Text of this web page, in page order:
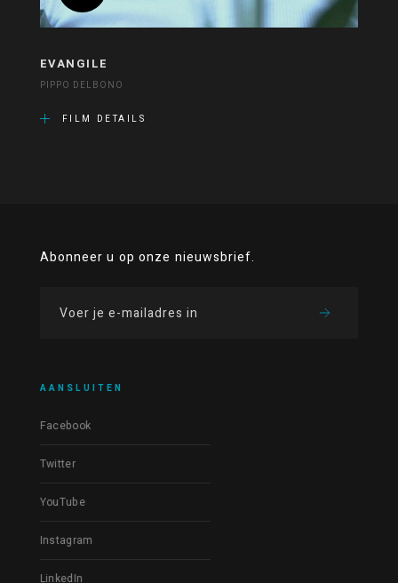
EVANGILE
PIPPO DELBONO
FILM DETAILS
Abonneer u op onze nieuwsbrief.
AANSLUITEN
Facebook
Twitter
YouTube
Instagram
LinkedIn